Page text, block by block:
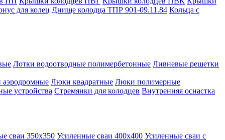
для колец Днище колодца ТПР 901-09.11.84 Кольца с
Лотки водоотводные полимербетонные Ливневые решетки
Люки квадратные Люки полимерные
устройства Стремянки для колодцев Внутренняя оснастка
сваи 350х350 Усиленные сваи 400х400 Усиленные сваи с